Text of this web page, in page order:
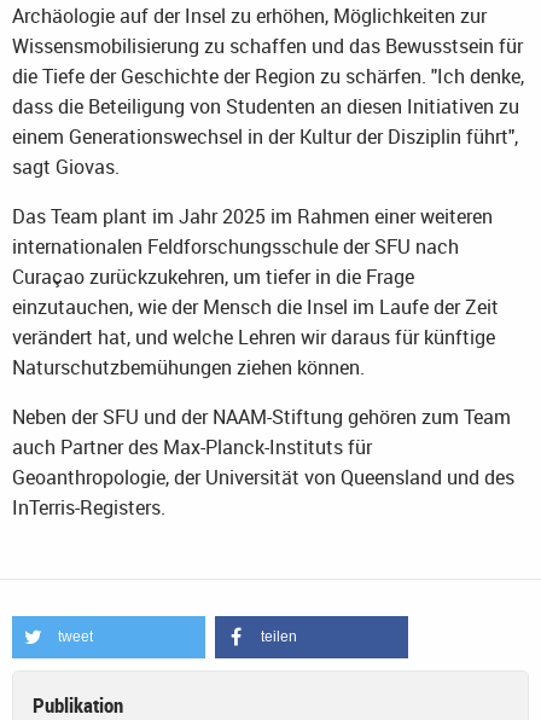
Archäologie auf der Insel zu erhöhen, Möglichkeiten zur
Wissensmobilisierung zu schaffen und das Bewusstsein für
die Tiefe der Geschichte der Region zu schärfen. "Ich denke,
dass die Beteiligung von Studenten an diesen Initiativen zu
einem Generationswechsel in der Kultur der Disziplin führt",
sagt Giovas.
Das Team plant im Jahr 2025 im Rahmen einer weiteren
internationalen Feldforschungsschule der SFU nach
Curaçao zurückzukehren, um tiefer in die Frage
einzutauchen, wie der Mensch die Insel im Laufe der Zeit
verändert hat, und welche Lehren wir daraus für künftige
Naturschutzbemühungen ziehen können.
Neben der SFU und der NAAM-Stiftung gehören zum Team
auch Partner des Max-Planck-Instituts für
Geoanthropologie, der Universität von Queensland und des
InTerris-Registers.
tweet teilen
Publikation